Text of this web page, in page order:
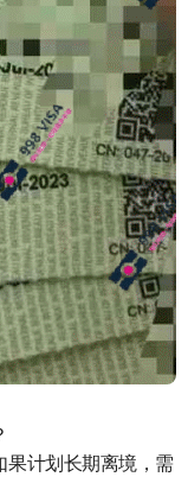
果计划长期离境，需